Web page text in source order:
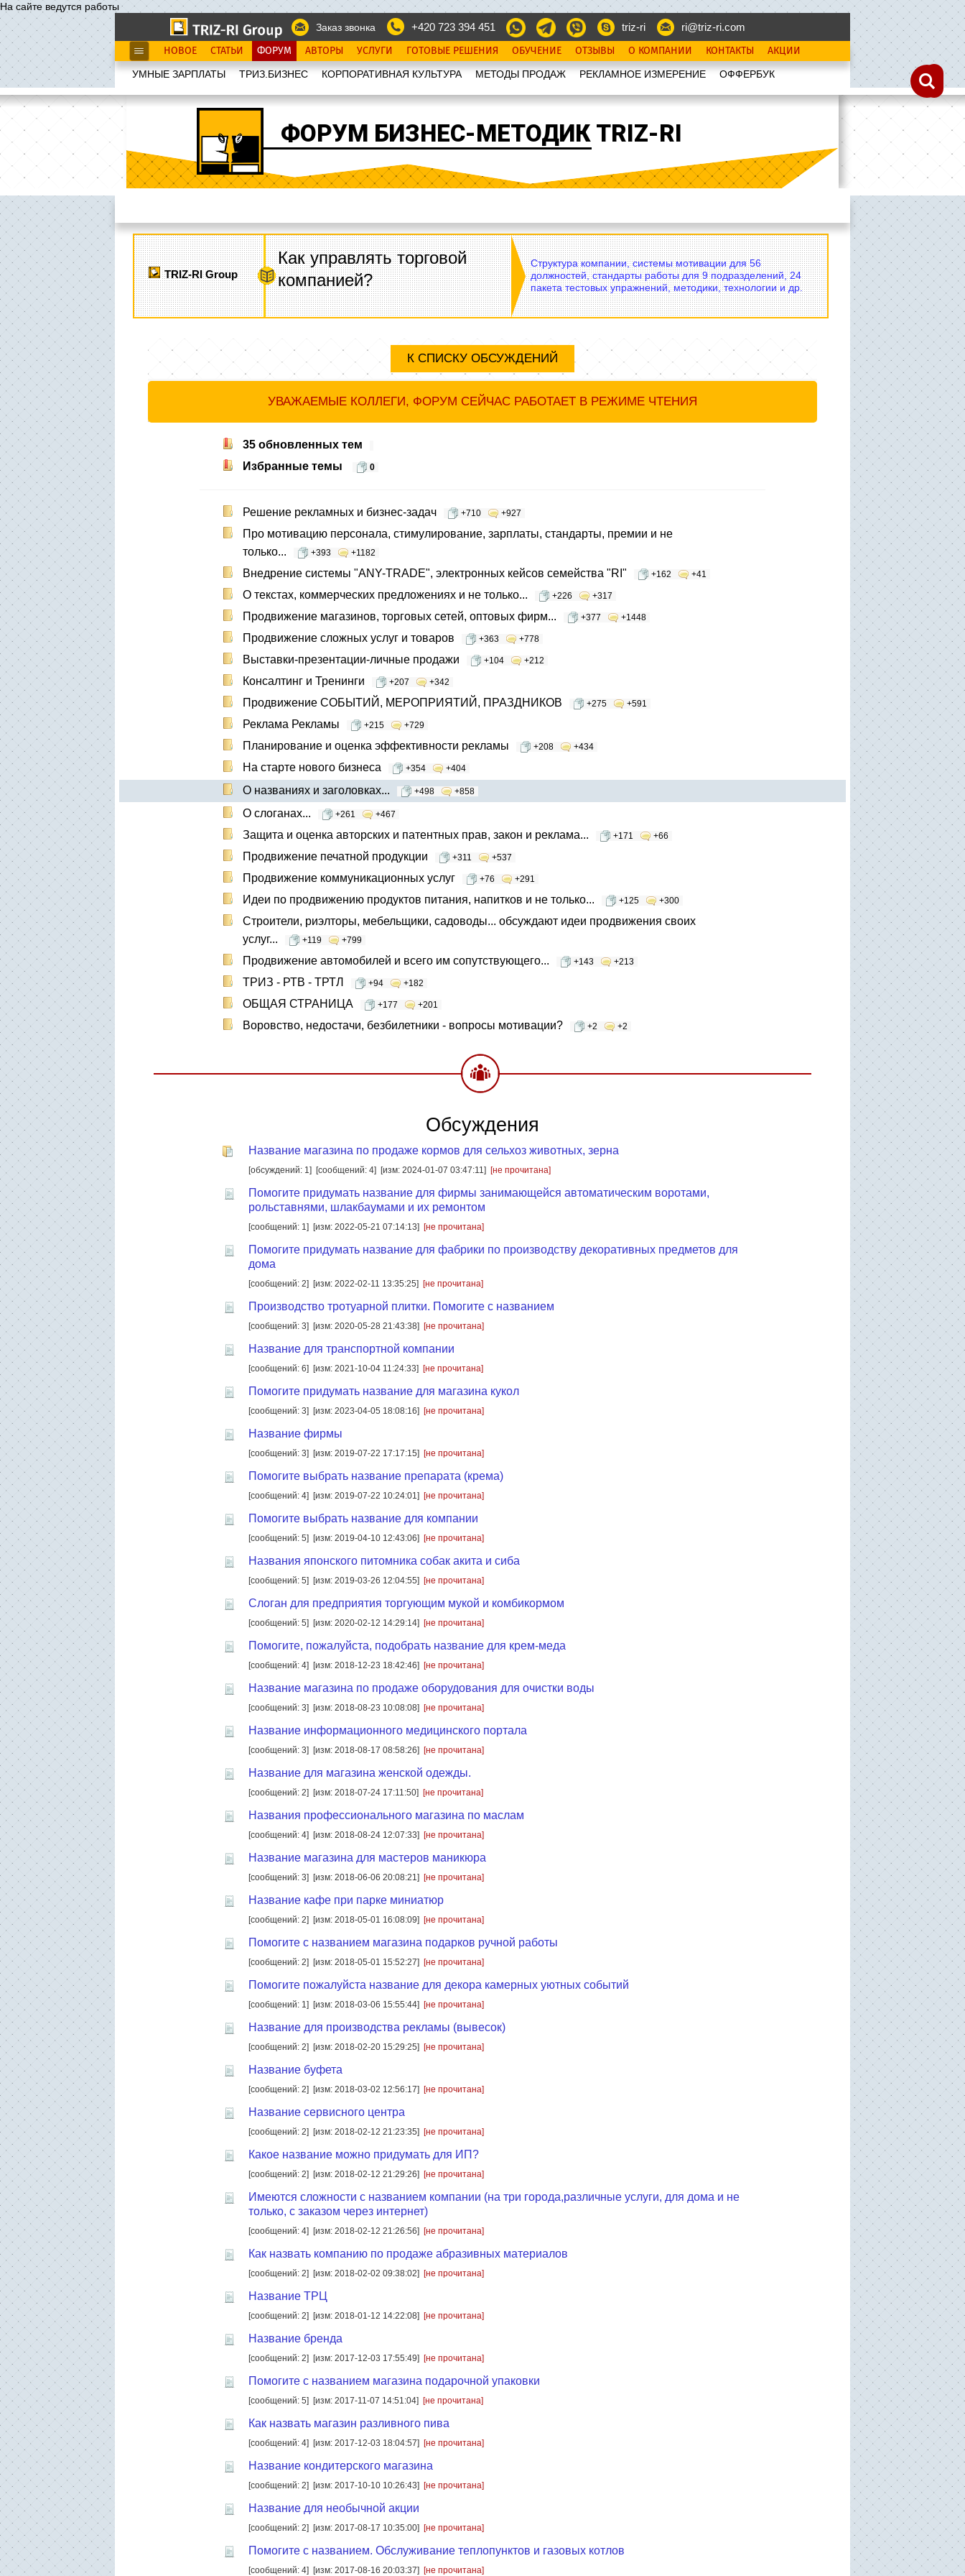
На сайте ведутся работы
Заказ звонка
+420 723 394 451 triz-ri ri@triz-ri.com
НОВОЕ СТАТЬИ ФОРУМ АВТОРЫ УСЛУГИ ГОТОВЫЕ РЕШЕНИЯ ОБУЧЕНИЕ ОТЗЫВЫ О КОМПАНИИ КОНТАКТЫ АКЦИИ
УМНЫЕ ЗАРПЛАТЫ ТРИЗ.БИЗНЕС КОРПОРАТИВНАЯ КУЛЬТУРА МЕТОДЫ ПРОДАЖ РЕКЛАМНОЕ ИЗМЕРЕНИЕ OФФЕРБУК
ФОРУМ БИЗНЕС-МЕТОДИК TRIZ-RI
TRIZ-RI Group
Как управлять торговой
компанией?
Структура компании, системы мотивации для 56
должностей, стандарты работы для 9 подразделений, 24
пакета тестовых упражнений, методики, технологии и др.
К СПИСКУ ОБСУЖДЕНИЙ
УВАЖАЕМЫЕ КОЛЛЕГИ, ФОРУМ СЕЙЧАС РАБОТАЕТ В РЕЖИМЕ ЧТЕНИЯ
35 обновленных тем
Избранные темы
0
Решение рекламных и бизнес-задач +710 +927
Про мотивацию персонала, стимулирование, зарплаты, стандарты, премии и не
только...
+393 +1182
Внедрение системы "ANY-TRADE", электронных кейсов семейства "RI" +162 +41
О текстах, коммерческих предложениях и не только... +226 +317
Продвижение магазинов, торговых сетей, оптовых фирм... +377 +1448
Продвижение сложных услуг и товаров +363 +778
Выставки-презентации-личные продажи +104 +212
Консалтинг и Тренинги +207 +342
Продвижение СОБЫТИЙ, МЕРОПРИЯТИЙ, ПРАЗДНИКОВ +275 +591
Реклама Рекламы +215 +729
Планирование и оценка эффективности рекламы +208 +434
На старте нового бизнеса +354 +404
О названиях и заголовках... +498 +858
О слоганах... +261 +467
Защита и оценка авторских и патентных прав, закон и реклама... +171 +66
Продвижение печатной продукции +311 +537
Продвижение коммуникационных услуг +76 +291
Идеи по продвижению продуктов питания, напитков и не только... +125 +300
Строители, риэлторы, мебельщики, садоводы... обсуждают идеи продвижения своих
услуг...
+119 +799
Продвижение автомобилей и всего им сопутствующего... +143 +213
ТРИЗ - РТВ - ТРТЛ +94 +182
ОБЩАЯ СТРАНИЦА +177 +201
Воровство, недостачи, безбилетники - вопросы мотивации? +2 +2
Обсуждения
Название магазина по продаже кормов для сельхоз животных, зерна
[обсуждений: 1] [сообщений: 4] [изм: 2024-01-07 03:47:11] [не прочитана]
Помогите придумать название для фирмы занимающейся автоматическим воротами,
рольставнями, шлакбаумами и их ремонтом
[сообщений: 1] [изм: 2022-05-21 07:14:13] [не прочитана]
Помогите придумать название для фабрики по производству декоративных предметов для
дома
[сообщений: 2] [изм: 2022-02-11 13:35:25] [не прочитана]
Производство тротуарной плитки. Помогите с названием
[сообщений: 3] [изм: 2020-05-28 21:43:38] [не прочитана]
Название для транспортной компании
[сообщений: 6] [изм: 2021-10-04 11:24:33] [не прочитана]
Помогите придумать название для магазина кукол
[сообщений: 3] [изм: 2023-04-05 18:08:16] [не прочитана]
Название фирмы
[сообщений: 3] [изм: 2019-07-22 17:17:15] [не прочитана]
Помогите выбрать название препарата (крема)
[сообщений: 4] [изм: 2019-07-22 10:24:01] [не прочитана]
Помогите выбрать название для компании
[сообщений: 5] [изм: 2019-04-10 12:43:06] [не прочитана]
Названия японского питомника собак акита и сиба
[сообщений: 5] [изм: 2019-03-26 12:04:55] [не прочитана]
Слоган для предприятия торгующим мукой и комбикормом
[сообщений: 5] [изм: 2020-02-12 14:29:14] [не прочитана]
Помогите, пожалуйста, подобрать название для крем-меда
[сообщений: 4] [изм: 2018-12-23 18:42:46] [не прочитана]
Название магазина по продаже оборудования для очистки воды
[сообщений: 3] [изм: 2018-08-23 10:08:08] [не прочитана]
Название информационного медицинского портала
[сообщений: 3] [изм: 2018-08-17 08:58:26] [не прочитана]
Название для магазина женской одежды.
[сообщений: 2] [изм: 2018-07-24 17:11:50] [не прочитана]
Названия профессионального магазина по маслам
[сообщений: 4] [изм: 2018-08-24 12:07:33] [не прочитана]
Название магазина для мастеров маникюра
[сообщений: 3] [изм: 2018-06-06 20:08:21] [не прочитана]
Название кафе при парке миниатюр
[сообщений: 2] [изм: 2018-05-01 16:08:09] [не прочитана]
Помогите с названием магазина подарков ручной работы
[сообщений: 2] [изм: 2018-05-01 15:52:27] [не прочитана]
Помогите пожалуйста название для декора камерных уютных событий
[сообщений: 1] [изм: 2018-03-06 15:55:44] [не прочитана]
Название для производства рекламы (вывесок)
[сообщений: 2] [изм: 2018-02-20 15:29:25] [не прочитана]
Название буфета
[сообщений: 2] [изм: 2018-03-02 12:56:17] [не прочитана]
Название сервисного центра
[сообщений: 2] [изм: 2018-02-12 21:23:35] [не прочитана]
Какое название можно придумать для ИП?
[сообщений: 2] [изм: 2018-02-12 21:29:26] [не прочитана]
Имеются сложности с названием компании (на три города,различные услуги, для дома и не
только, с заказом через интернет)
[сообщений: 4] [изм: 2018-02-12 21:26:56] [не прочитана]
Как назвать компанию по продаже абразивных материалов
[сообщений: 2] [изм: 2018-02-02 09:38:02] [не прочитана]
Название ТРЦ
[сообщений: 2] [изм: 2018-01-12 14:22:08] [не прочитана]
Название бренда
[сообщений: 2] [изм: 2017-12-03 17:55:49] [не прочитана]
Помогите с названием магазина подарочной упаковки
[сообщений: 5] [изм: 2017-11-07 14:51:04] [не прочитана]
Как назвать магазин разливного пива
[сообщений: 4] [изм: 2017-12-03 18:04:57] [не прочитана]
Название кондитерского магазина
[сообщений: 2] [изм: 2017-10-10 10:26:43] [не прочитана]
Название для необычной акции
[сообщений: 2] [изм: 2017-08-17 10:35:00] [не прочитана]
Помогите с названием. Обслуживание теплопунктов и газовых котлов
[сообщений: 4] [изм: 2017-08-16 20:03:37] [не прочитана]